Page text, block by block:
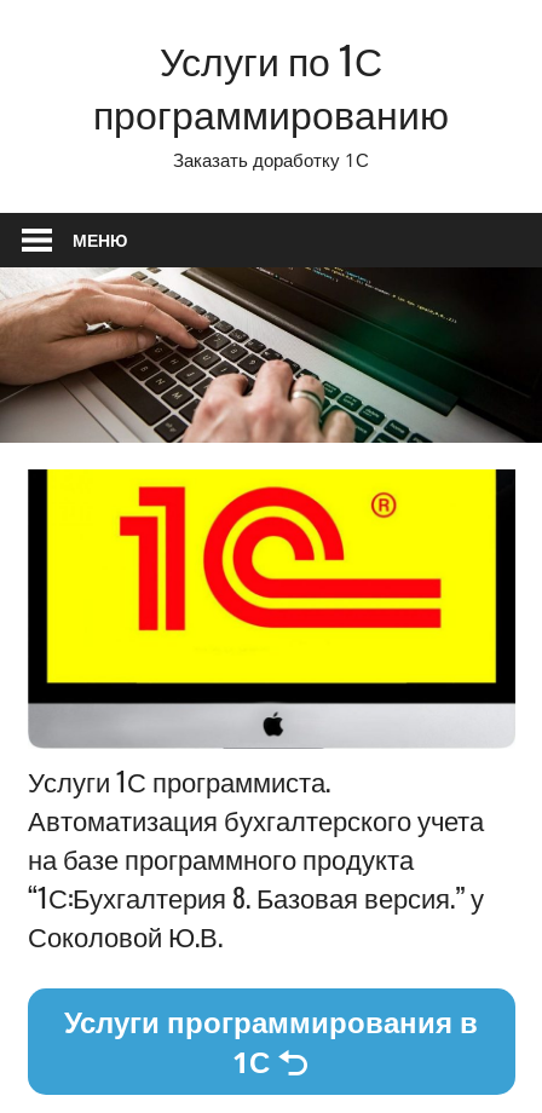
Услуги по 1С
программированию
Заказать доработку 1С
МЕНЮ
Информация
Услуги 1С программиста.
Автоматизация бухгалтерского учета
на базе программного продукта
“1С:Бухгалтерия 8. Базовая версия.” у
Соколовой Ю.В.
Услуги программирования в
1С